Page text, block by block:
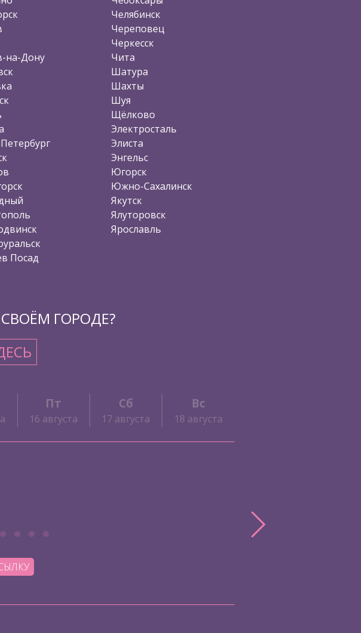
на-Дону
Посад
Челябинск
Череповец
Черкесск
Чита
Шатура
Шахты
Шуя
Щёлково
Электросталь
Элиста
Энгельс
Югорск
Южно-Сахалинск
Якутск
Ялуторовск
Ярославль
ГОРОДЕ?
Пт
16 августа
Сб
17 августа
Вс
18 августа